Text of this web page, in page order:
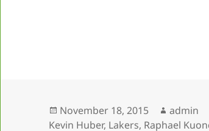
Veröffentlicht
am
November 18, 2015 Autor
admin
Kevin Huber, Lakers, Raphael